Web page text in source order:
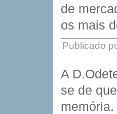
de
os mais
Publicado
A
se de
memória.